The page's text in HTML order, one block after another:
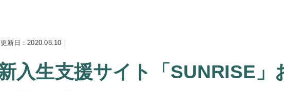
新日：2020.08.10｜
入生支援サイト「SUNRISE